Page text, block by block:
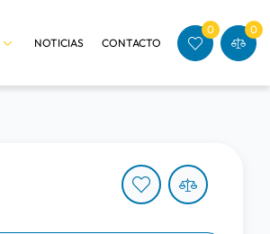
NOTICIAS CONTACTO
0 0